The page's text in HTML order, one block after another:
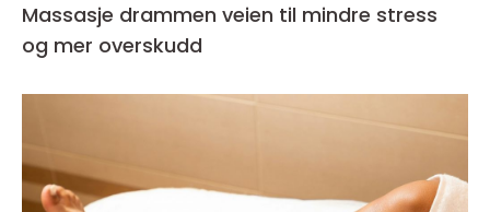
Massasje drammen veien til mindre stress
og mer overskudd